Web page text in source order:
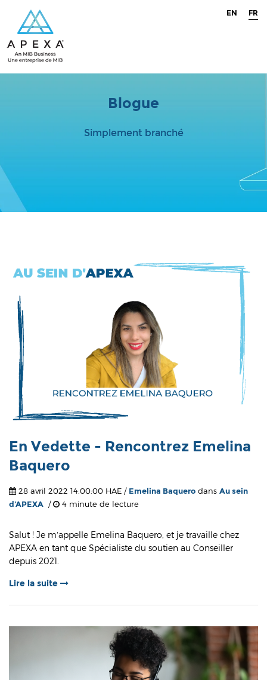
EN FR
Blogue
Simplement branché
En Vedette - Rencontrez Emelina
Baquero
28 avril 2022 14:00:00 HAE / Emelina Baquero dans Au sein
d'APEXA / 4 minute de lecture
Salut ! Je m’appelle Emelina Baquero, et je travaille chez
APEXA en tant que Spécialiste du soutien au Conseiller
depuis 2021.
Lire la suite